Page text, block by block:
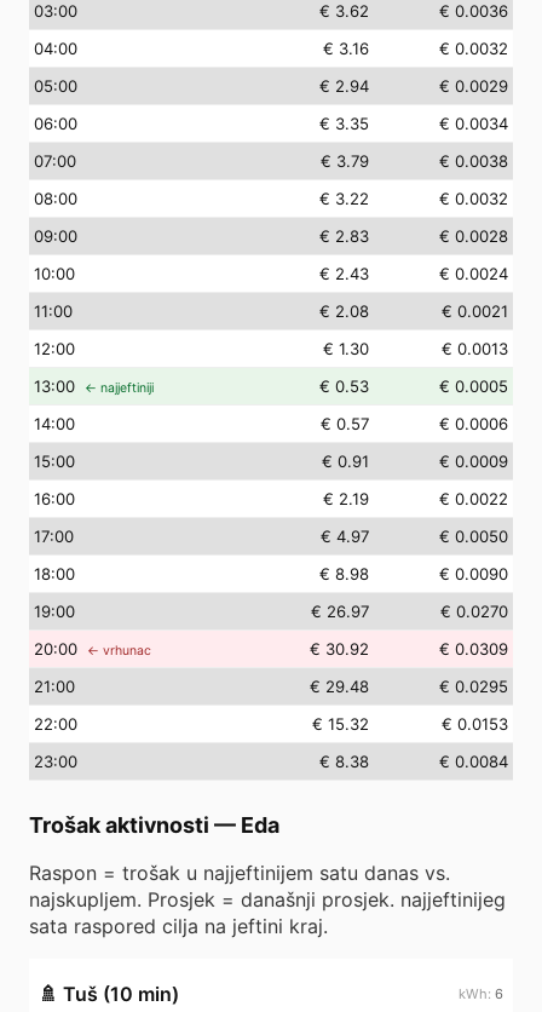
03:00 € 3.62
€ 0.0036
04:00 € 3.16
€ 0.0032
05:00 € 2.94
€ 0.0029
06:00 € 3.35
€ 0.0034
07:00 € 3.79
€ 0.0038
08:00 € 3.22
€ 0.0032
09:00 € 2.83
€ 0.0028
10:00 € 2.43
€ 0.0024
11:00 € 2.08
€ 0.0021
12:00 € 1.30
€ 0.0013
13:00 ← najjeftiniji € 0.53
€ 0.0005
14:00 € 0.57
€ 0.0006
15:00 € 0.91
€ 0.0009
16:00 € 2.19
€ 0.0022
17:00 € 4.97
€ 0.0050
18:00 € 8.98
€ 0.0090
19:00 € 26.97
€ 0.0270
20:00 ← vrhunac € 30.92
€ 0.0309
21:00 € 29.48
€ 0.0295
22:00 € 15.32
€ 0.0153
23:00 € 8.38 € 0.0084
Trošak aktivnosti — Eda
Raspon = trošak u najjeftinijem satu danas vs.
najskupljem. Prosjek = današnji prosjek. najjeftinijeg
sata raspored cilja na jeftini kraj.
🚿 Tuš (10 min) 6